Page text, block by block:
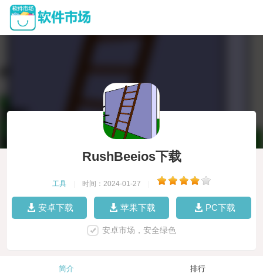
RushBeeios下载
工具 时间：2024-01-27
安卓下载 苹果下载 PC下载
安卓市场，安全绿色
简介 排行